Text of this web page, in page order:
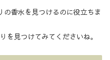
香水を見つけるのに役立ちま
を見つけてみてくださいね。